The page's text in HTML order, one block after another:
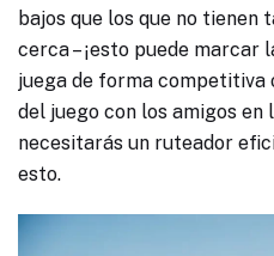
bajos que los que no
cerca – ¡esto puede marcar
juega de forma
del juego con los amigos en
necesitarás un ruteador
esto.